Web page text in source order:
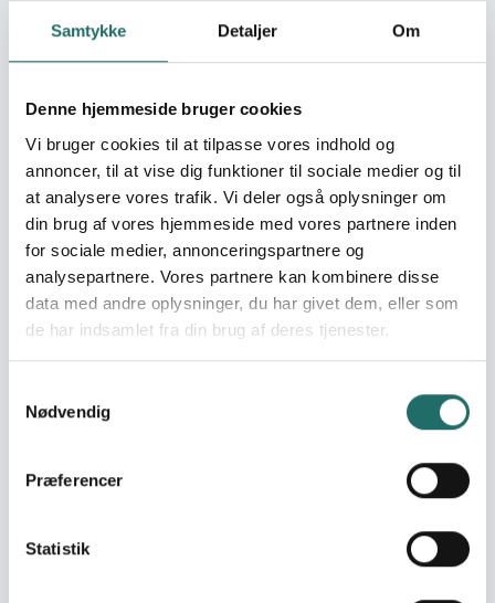
Samtykke Detaljer Om
Denne hjemmeside bruger cookies
Vi bruger cookies til at tilpasse vores indhold og
annoncer, til at vise dig funktioner til sociale medier og til
at analysere vores trafik. Vi deler også oplysninger om
din brug af vores hjemmeside med vores partnere inden
for sociale medier, annonceringspartnere og
analysepartnere. Vores partnere kan kombinere disse
data med andre oplysninger, du har givet dem, eller som
de har indsamlet fra din brug af deres tjenester.
Nødvendig
Præferencer
Statistik
Overall targets
free state.
Immediate targets
1) By the end of the project villagers from 5 villages have
been empowered to change behaviour and attitude
against open defecation (OD) 2) By the end of the
project, village-based sanitation committees are
established and functioning. 3) By the end of the project,
ARM has been capacity built in order to be able to
scale-up and share experiences and lesson learnt on
CLTS.
Target groups
The primary target group is 1204 households (6612
people) in 5 villages located in Balasore district in the
state of Orissa in India.
Indien har det største antal af mennesker som besørger